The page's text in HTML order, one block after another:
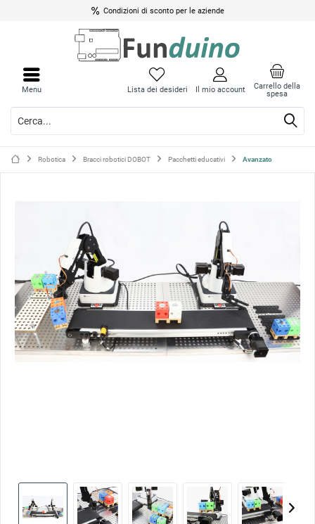
Condizioni di sconto per le aziende
Carrello della
spesa
Lista dei desideri Il mio account
Menu
Robotica Bracci robotici DOBOT Pacchetti educativi Avanzato
menu
menu